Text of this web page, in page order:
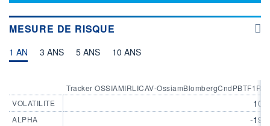
ÉLIGIBILITÉ
+ PORTEFEUILLE + LISTE
MESURE DE RISQUE
1 AN 3 ANS 5 ANS 10 ANS
VOLATILITE
ALPHA
Tracker OSSIAMIRLICAV-
-